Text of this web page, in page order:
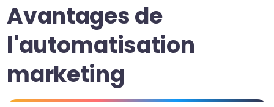
Avantages de
l'automatisation
marketing